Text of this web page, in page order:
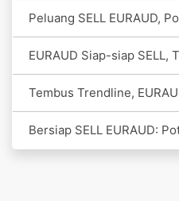
Peluang SELL EURAUD,
EURAUD Siap-siap SELL,
Tembus Trendline,
Bersiap SELL EURAUD: